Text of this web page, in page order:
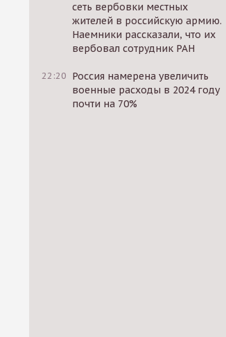
сеть вербовки местных
жителей в российскую армию.
Наемники рассказали, что их
вербовал сотрудник РАН
22:20 Россия намерена увеличить
военные расходы в 2024 году
почти на 70%